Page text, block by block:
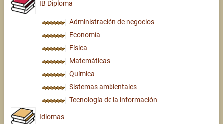
IB Diploma
Administración de negocios
Economía
Física
Matemáticas
Química
Sistemas ambientales
Tecnología de la información
Idiomas